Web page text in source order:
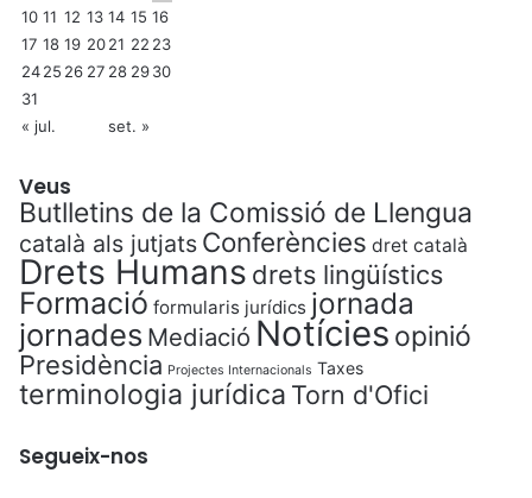
10 11 12 13 14 15 16
17 18 19 2021 22 23
2425 26 27 28 2930
31
« jul.
set. »
Veus
Butlletins de la Comissió de Llengua
català als jutjats Conferències dret català
Drets Humans drets lingüístics
Formació formularis jurídics jornada
jornades Mediació Notícies opinió
Presidència Projectes Internacionals Taxes
terminologia jurídica Torn d'Ofici
Segueix-nos